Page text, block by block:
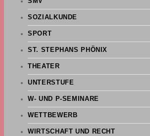
SOZIALKUNDE
SPORT
ST. STEPHANS PHÖNIX
THEATER
UNTERSTUFE
W- UND P-SEMINARE
WETTBEWERB
WIRTSCHAFT UND RECHT